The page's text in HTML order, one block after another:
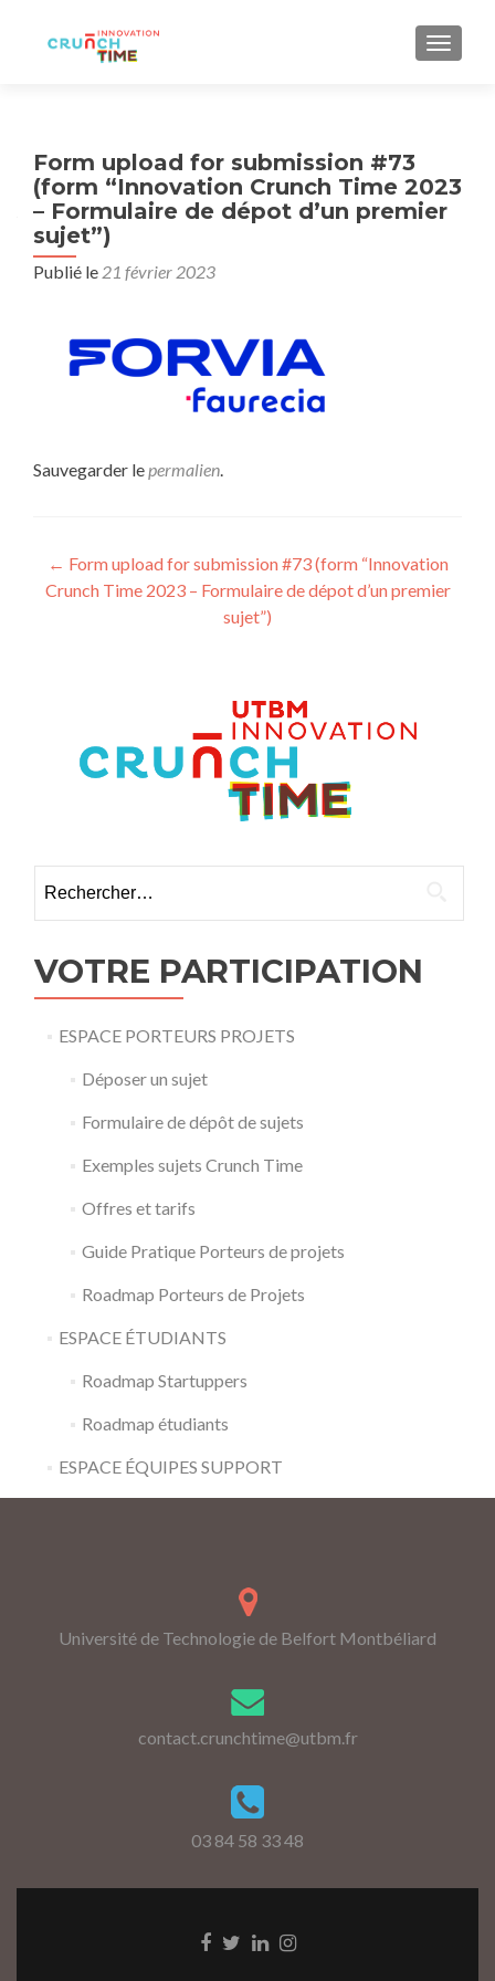
Form upload for submission #73
(form “Innovation Crunch Time 2023
– Formulaire de dépot d’un premier
sujet”)
Publié le 21 février 2023
Sauvegarder lepermalien.
Navigation
des
← Form upload for submission #73 (form “Innovation
Crunch Time 2023 – Formulaire de dépot d’un premier
sujet”)
VOTRE PARTICIPATION
ESPACE PORTEURS PROJETS
Déposer un sujet
Formulaire de dépôt de sujets
Exemples sujets Crunch Time
Offres et tarifs
Guide Pratique Porteurs de projets
Roadmap Porteurs de Projets
ESPACE ÉTUDIANTS
Roadmap Startuppers
Roadmap étudiants
ESPACE ÉQUIPES SUPPORT
Université de Technologie de Belfort Montbéliard
contact.crunchtime@utbm.fr
03 84 58 33 48
Go Go Go Go